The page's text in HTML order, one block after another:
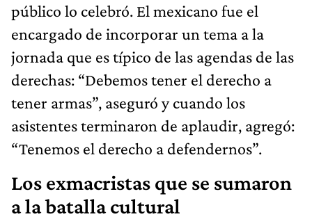
público lo celebró. El mexicano fue el
encargado de incorporar un tema a la
jornada que es típico de las agendas de las
derechas: “Debemos tener el derecho a
tener armas”, aseguró y cuando los
asistentes terminaron de aplaudir, agregó:
“Tenemos el derecho a defendernos”.
Los exmacristas que se sumaron
a la batalla cultural